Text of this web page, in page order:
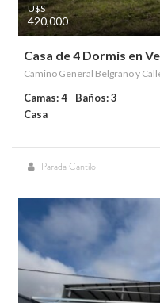
U$S
420,000
Casa de 4 Dormis en
Camino General Belgrano y
Camas: 4
Baños: 3
Casa
Parada Cantilo